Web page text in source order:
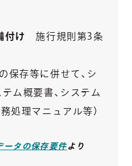
付け
施行規則第3条
保存等に併せて、シ
ム概要書、システム
処理マニュアル等）
ータの保存要件より